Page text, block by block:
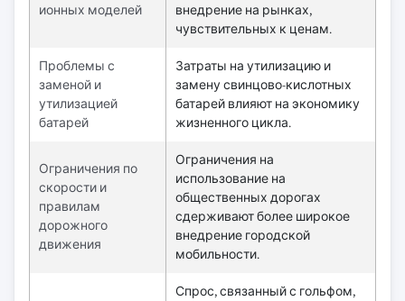
ионных моделей
внедрение на рынках,
чувствительных к ценам.
Проблемы с
заменой и
утилизацией
батарей
Затраты на утилизацию и
замену свинцово-кислотных
батарей влияют на экономику
жизненного цикла.
Ограничения по
скорости и
правилам
дорожного
движения
Ограничения на
использование на
общественных дорогах
сдерживают более широкое
внедрение городской
мобильности.
Спрос, связанный с гольфом,